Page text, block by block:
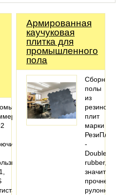
Армированная
каучуковая
плитка для
промышленного
пола
Сборные
полы
из
резиновых
плит
марки
РезиПлит
-
Double
rubber,
значительно
прочнее
рулонных